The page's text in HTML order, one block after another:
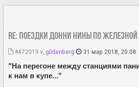
Re: Поездки Донни Нины по железной
#472019 v_gildenberg 31 мар 2018, 20:08
"На перегоне между станциями
к нам в купе..."